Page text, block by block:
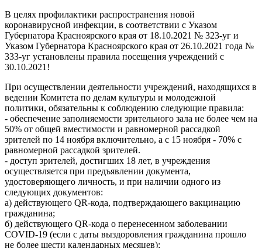
В целях профилактики распространения новой
коронавирусной инфекции, в соответствии с Указом
Губернатора Красноярского края от 18.10.2021 № 323-уг и
Указом Губернатора Красноярского края от 26.10.2021 года №
333-уг установлены правила посещения учреждений с
30.10.2021!
При осуществлении деятельности учреждений, находящихся в
ведении Комитета по делам культуры и молодежной
политики, обязательны к соблюдению следующие правила:
- обеспечение заполняемости зрительного зала не более чем на
50% от общей вместимости и равномерной рассадкой
зрителей по 14 ноября включительно, а с 15 ноября - 70% с
равномерной рассадкой зрителей.
- доступ зрителей, достигших 18 лет, в учреждения
осуществляется при предъявлении документа,
удостоверяющего личность, и при наличии одного из
следующих документов:
а) действующего QR-кода, подтверждающего вакцинацию
гражданина;
б) действующего QR-кода о перенесенном заболевании
COVID-19 (если с даты выздоровления гражданина прошло
не более шести календарных месяцев);